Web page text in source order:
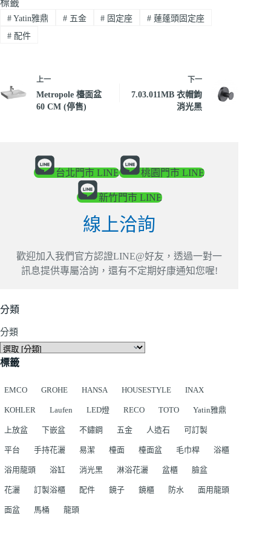
標籤
#Yatin雅鼎 #五金 # 固定座 # 蓮蓬頭固定座
#配件
上一
Metropole 檯面盆
60 CM (停售)
下一
7.03.011MB 衣帽鉤
消光黑
台北門市 LINE 桃園門市 LINE
新竹門市 LINE
線上洽詢
歡迎加入我們官方認證LINE@好友，透過一對一
訊息提供專屬洽詢，還有不定期好康通知您喔!
分類
分類
標籤
EMCO GROHE HANSA HOUSESTYLE INAX
KOHLER Laufen LED燈 RECO TOTO Yatin雅鼎
上放盆 下嵌盆 不鏽鋼 五金 人造石 可訂製
平台 手持花灑 易潔 檯面 檯面盆 毛巾桿 浴櫃
浴用龍頭 浴缸 消光黑 淋浴花灑 盆櫃 臉盆
花灑 訂製浴櫃 配件 鏡子 鏡櫃 防水 面用龍頭
面盆 馬桶 龍頭